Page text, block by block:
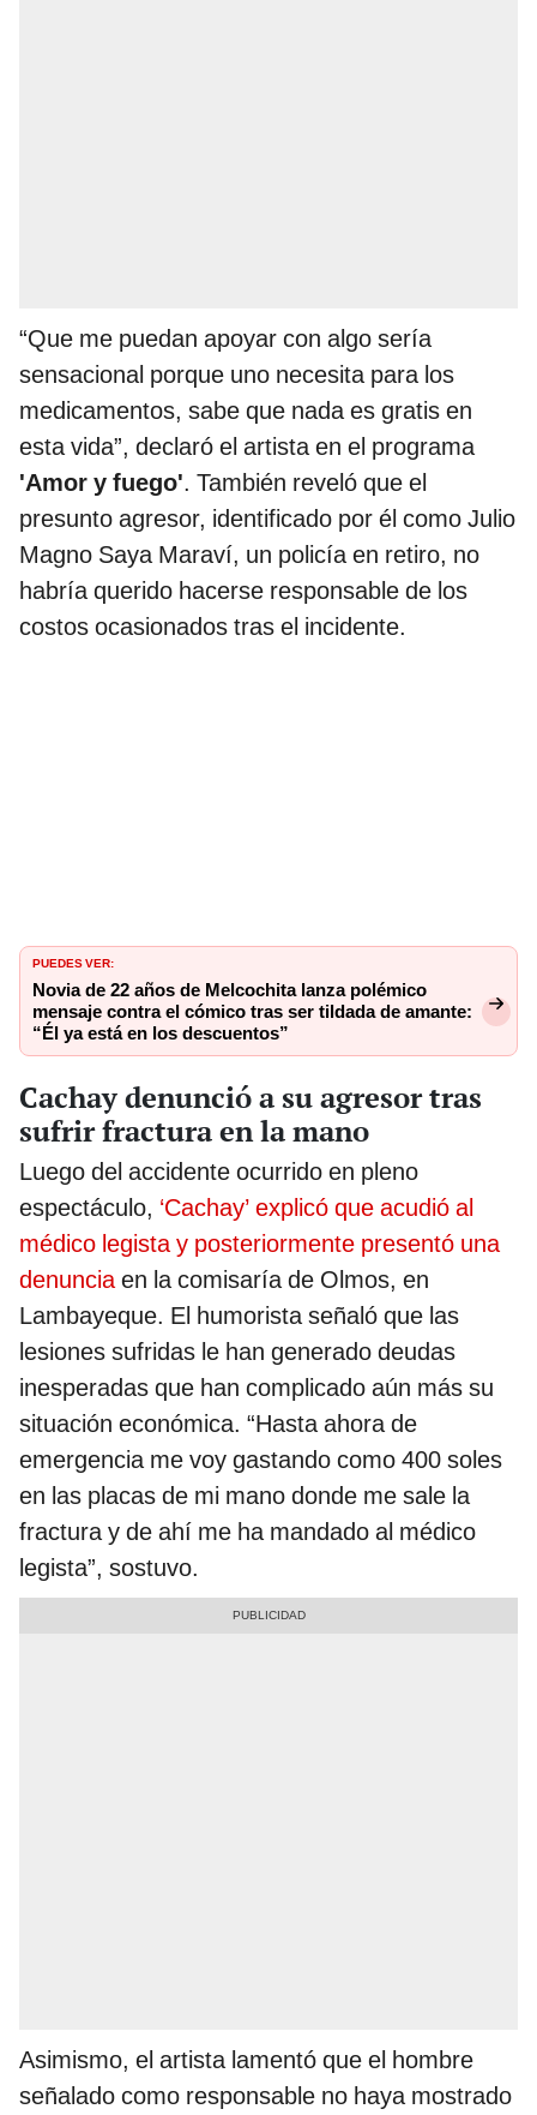
“Que me puedan apoyar con algo sería
sensacional porque uno necesita para los
medicamentos, sabe que nada es gratis en
esta vida”, declaró el artista en el programa
'Amor y fuego'. También reveló que el
presunto agresor, identificado por él como Julio
Magno Saya Maraví, un policía en retiro, no
habría querido hacerse responsable de los
costos ocasionados tras el incidente.
PUEDES VER:
Novia de 22 años de Melcochita lanza polémico
mensaje contra el cómico tras ser tildada de amante:
“Él ya está en los descuentos”
Cachay denunció a su agresor tras
sufrir fractura en la mano
Luego del accidente ocurrido en pleno
espectáculo, ‘Cachay’ explicó que acudió al
médico legista y posteriormente presentó una
denunciaen la comisaría de Olmos, en
Lambayeque. El humorista señaló que las
lesiones sufridas le han generado deudas
inesperadas que han complicado aún más su
situación económica. “Hasta ahora de
emergencia me voy gastando como 400 soles
en las placas de mi mano donde me sale la
fractura y de ahí me ha mandado al médico
legista”, sostuvo.
Asimismo, el artista lamentó que el hombre
señalado como responsable no haya mostrado